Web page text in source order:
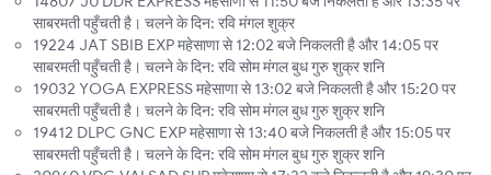
साबरमती पहुँचती है। चलने के दिन: रवि मंगल शुक्र
19224 JAT SBIB EXP महेसाणा से 12:02 बजे निकलती है और 14:05 पर
साबरमती पहुँचती है। चलने के दिन: रवि सोम मंगल बुध गुरु शुक्र शनि
19032 YOGA EXPRESS महेसाणा से 13:02 बजे निकलती है और 15:20 पर
साबरमती पहुँचती है। चलने के दिन: रवि सोम मंगल बुध गुरु शुक्र शनि
19412 DLPC GNC EXP महेसाणा से 13:40 बजे निकलती है और 15:05 पर
साबरमती पहुँचती है। चलने के दिन: रवि सोम मंगल बुध गुरु शुक्र शनि